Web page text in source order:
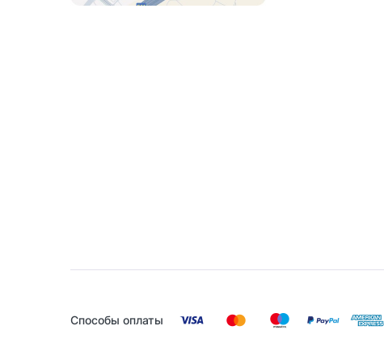
Способы оплаты